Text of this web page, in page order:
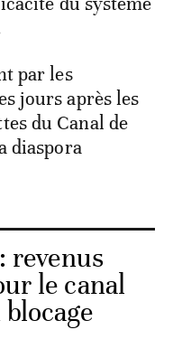
par les
jours après les
du Canal de
diaspora
revenus
le canal